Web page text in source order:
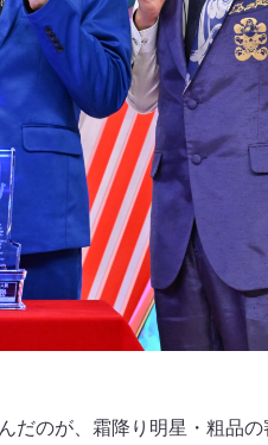
だのが、霜降り明星・粗品